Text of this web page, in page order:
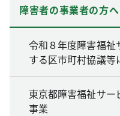
障害者の事業者の方へ
令和８年度障害福祉
する区市町村協議等
東京都障害福祉サー
事業